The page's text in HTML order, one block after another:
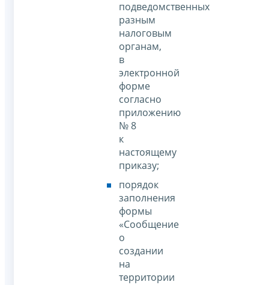
подведомственных
разным
налоговым
органам,
в
электронной
форме
согласно
приложению
№ 8
к
настоящему
приказу;
порядок
заполнения
формы
«Сообщение
о
создании
на
территории